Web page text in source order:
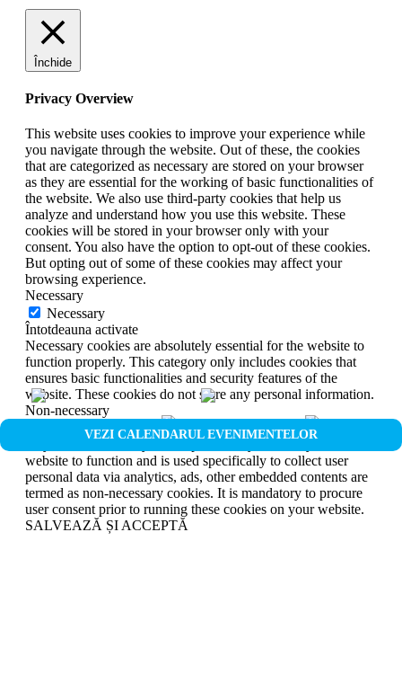
VEZI CALENDARUL EVENIMENTELOR
Închide
Privacy Overview
This website uses cookies to improve your experience while
you navigate through the website. Out of these, the cookies
that are categorized as necessary are stored on your browser
as they are essential for the working of basic functionalities of
the website. We also use third-party cookies that help us
analyze and understand how you use this website. These
cookies will be stored in your browser only with your
consent. You also have the option to opt-out of these cookies.
But opting out of some of these cookies may affect your
browsing experience.
Necessary
Necessary
Întotdeauna activate
Necessary cookies are absolutely essential for the website to
function properly. This category only includes cookies that
ensures basic functionalities and security features of the
website. These cookies do not store any personal information.
Non-necessary
Non-necessary
website to function and is used specifically to collect user
personal data via analytics, ads, other embedded contents are
termed as non-necessary cookies. It is mandatory to procure
user consent prior to running these cookies on your website.
SALVEAZĂ ȘI ACCEPTĂ